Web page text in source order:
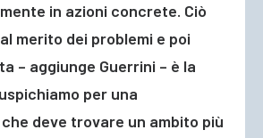
in azioni concrete. Ciò
merito dei problemi e poi
– aggiunge Guerrini – è la
per una
deve trovare un ambito più